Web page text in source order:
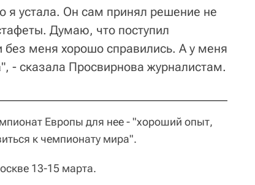
я устала. Он сам принял решение не
Думаю, что поступил
без меня хорошо справились. А у меня
- сказала Просвирнова журналистам.
Европы для нее - "хороший опыт,
к чемпионату мира".
13-15 марта.